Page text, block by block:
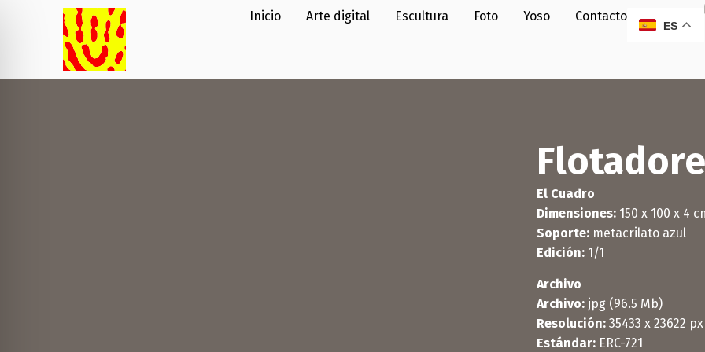
Inicio Arte digital Escultura Foto Yoso Contacto
ES
El Cuadro
Dimensiones: 150 x 100 x 4
Soporte: metacrilato azul
Edición: 1/1
Archivo
Archivo: jpg (96.5 Mb)
Resolución: 35433 x 23622 px
Estándar: ERC-721